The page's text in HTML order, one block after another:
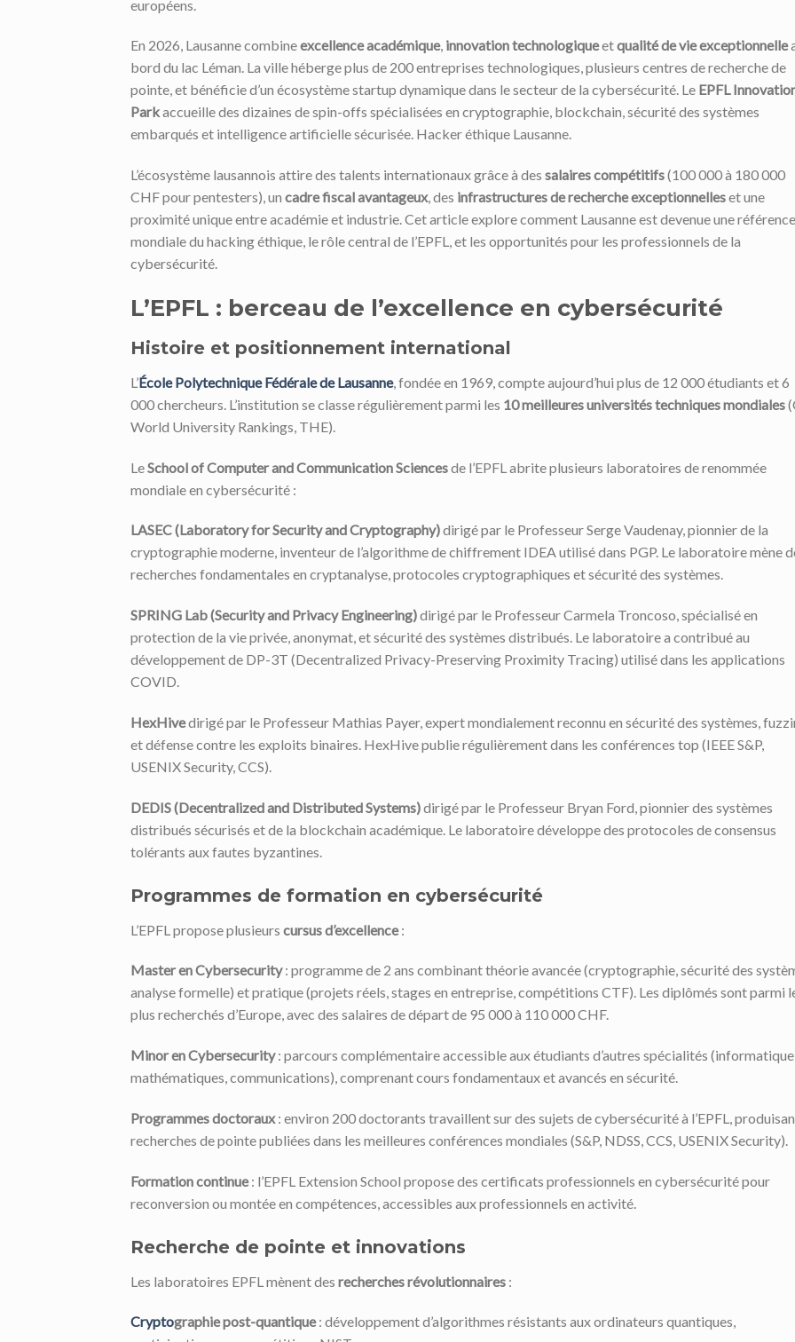
européens.
En 2026, Lausanne combineexcellence académique, innovation technologiqueetqualité de vie exceptionnelle
bord du lac Léman. La ville héberge plus de 200 entreprises technologiques, plusieurs centres de recherche de
pointe, et bénéficie d’un écosystème startup dynamique dans le secteur de la cybersécurité. Le EPFL
Parkaccueille des dizaines de spin-offs spécialisées en cryptographie, blockchain, sécurité des systèmes
embarqués et intelligence artificielle sécurisée. Hacker éthique Lausanne.
L’écosystème lausannois attire des talents internationaux grâce à des salaires compétitifs(100 000 à 180 000
CHF pour pentesters), un cadre fiscal avantageux, des infrastructures de recherche exceptionnelleset une
proximité unique entre académie et industrie. Cet article explore comment Lausanne est devenue une référence
mondiale du hacking éthique, le rôle central de l’EPFL, et les opportunités pour les professionnels de la
cybersécurité.
L’EPFL : berceau de l’excellence en cybersécurité
Histoire et positionnement international
L’École Polytechnique Fédérale de Lausanne, fondée en 1969, compte aujourd’hui plus de 12 000 étudiants et 6
000 chercheurs. L’institution se classe régulièrement parmi les 10 meilleures universités techniques mondiales
World University Rankings, THE).
LeSchool of Computer and Communication Sciencesde l’EPFL abrite plusieurs laboratoires de renommée
mondiale en cybersécurité :
LASEC (Laboratory for Security and Cryptography)dirigé par le Professeur Serge Vaudenay, pionnier de la
cryptographie moderne, inventeur de l’algorithme de chiffrement IDEA utilisé dans PGP. Le laboratoire mène
recherches fondamentales en cryptanalyse, protocoles cryptographiques et sécurité des systèmes.
SPRING Lab (Security and Privacy Engineering)dirigé par le Professeur Carmela Troncoso, spécialisé en
protection de la vie privée, anonymat, et sécurité des systèmes distribués. Le laboratoire a contribué au
développement de DP-3T (Decentralized Privacy-Preserving Proximity Tracing) utilisé dans les applications
COVID.
HexHivedirigé par le Professeur Mathias Payer, expert mondialement reconnu en sécurité des systèmes,
et défense contre les exploits binaires. HexHive publie régulièrement dans les conférences top (IEEE S&P,
USENIX Security, CCS).
DEDIS (Decentralized and Distributed Systems)dirigé par le Professeur Bryan Ford, pionnier des systèmes
distribués sécurisés et de la blockchain académique. Le laboratoire développe des protocoles de consensus
tolérants aux fautes byzantines.
Programmes de formation en cybersécurité
L’EPFL propose plusieurs cursus d’excellence:
Master en Cybersecurity: programme de 2 ans combinant théorie avancée (cryptographie, sécurité des
analyse formelle) et pratique (projets réels, stages en entreprise, compétitions CTF). Les diplômés sont parmi
plus recherchés d’Europe, avec des salaires de départ de 95 000 à 110 000 CHF.
Minor en Cybersecurity: parcours complémentaire accessible aux étudiants d’autres spécialités
mathématiques, communications), comprenant cours fondamentaux et avancés en sécurité.
Programmes doctoraux: environ 200 doctorants travaillent sur des sujets de cybersécurité à l’EPFL,
recherches de pointe publiées dans les meilleures conférences mondiales (S&P, NDSS, CCS, USENIX Security).
Formation continue: l’EPFL Extension School propose des certificats professionnels en cybersécurité pour
reconversion ou montée en compétences, accessibles aux professionnels en activité.
Recherche de pointe et innovations
Les laboratoires EPFL mènent des recherches révolutionnaires :
Cryptographie post-quantique: développement d’algorithmes résistants aux ordinateurs quantiques,